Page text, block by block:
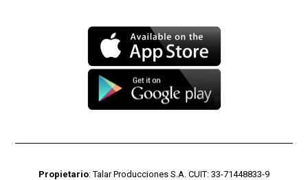
Propietario: Talar Producciones S.A. CUIT: 33-71448833-9